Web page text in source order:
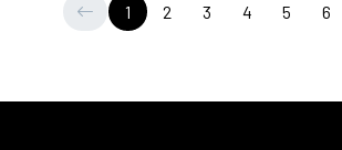
1 2 3 4 5 6